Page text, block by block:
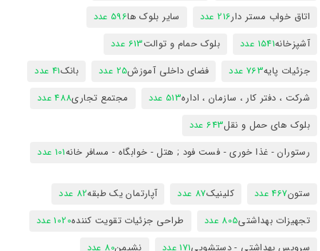
اتاق خواب مستر دار216 عدد سایر بلوک ها596 عدد
آشپزخانه1541 عدد بلوک حمام و توالت613 عدد
جزئیات پایه763 عدد فضای داخلی آموزش25 عدد بانک41 عدد
شرکت ، دفتر کار ، سازمان ، اداره513 عدد مجتمع تجاری488 عدد
بلوک های حمل و نقل643 عدد
رستوران - غذا خوری - فست فود ; هتل - خوابگاه - مسافر خانه101 عدد
ستون467 عدد کلینیک87 عدد آپارتمان یک طبقه82 عدد
تجهیزات بهداشتی805 عدد طراحی جزئیات تقویت کننده1020 عدد